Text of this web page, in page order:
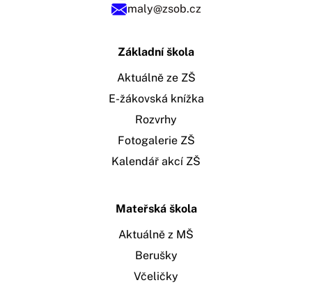
maly@zsob.cz
Základní škola
Aktuálně ze ZŠ
E-žákovská knížka
Rozvrhy
Fotogalerie ZŠ
Kalendář akcí ZŠ
Mateřská škola
Aktuálně z MŠ
Berušky
Včeličky